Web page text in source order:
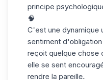
principe
🧠
C'est une dynamique
sentiment
reçoit quelque chose
elle se sent
rendre la pareille.